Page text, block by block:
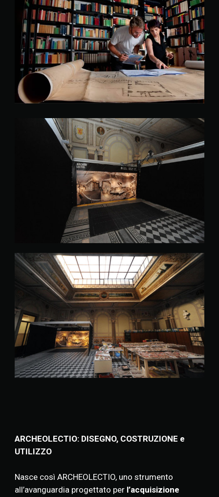
ARCHEOLECTIO: DISEGNO, COSTRUZIONE e
UTILIZZO
Nasce così ARCHEOLECTIO, uno strumento
all’avanguardia progettato per l’acquisizione